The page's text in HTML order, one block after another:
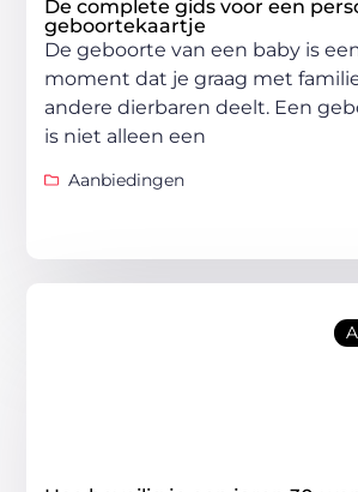
De complete gids voor een
geboortekaartje
De geboorte van een baby is
moment dat je graag met
andere dierbaren deelt. Een
is niet alleen een
Aanbiedingen